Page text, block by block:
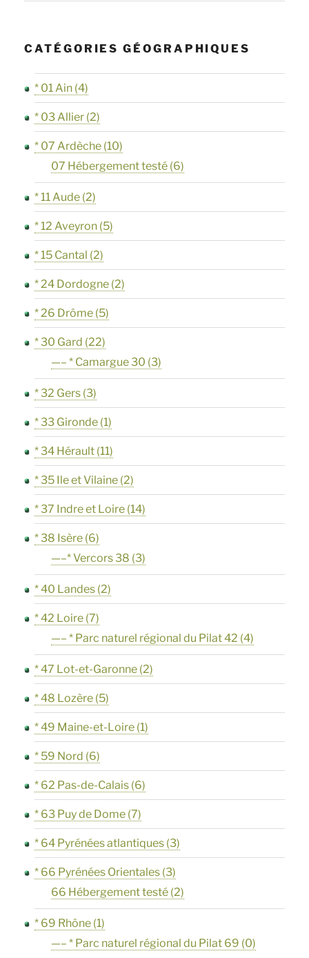
CATÉGORIES GÉOGRAPHIQUES
* 01 Ain (4)
* 03 Allier (2)
* 07 Ardèche (10)
07 Hébergement testé (6)
* 11 Aude (2)
* 12 Aveyron (5)
* 15 Cantal (2)
* 24 Dordogne (2)
* 26 Drôme (5)
* 30 Gard (22)
—– * Camargue 30 (3)
* 32 Gers (3)
* 33 Gironde (1)
* 34 Hérault (11)
* 35 Ile et Vilaine (2)
* 37 Indre et Loire (14)
* 38 Isère (6)
—–* Vercors 38 (3)
* 40 Landes (2)
* 42 Loire (7)
—– * Parc naturel régional du Pilat 42 (4)
* 47 Lot-et-Garonne (2)
* 48 Lozère (5)
* 49 Maine-et-Loire (1)
* 59 Nord (6)
* 62 Pas-de-Calais (6)
* 63 Puy de Dome (7)
* 64 Pyrénées atlantiques (3)
* 66 Pyrénées Orientales (3)
66 Hébergement testé (2)
* 69 Rhône (1)
—– * Parc naturel régional du Pilat 69 (0)